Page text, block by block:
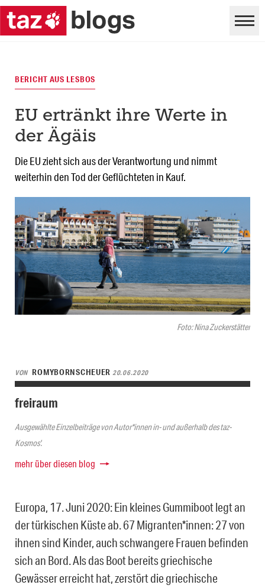
Foto: Nina Zuckerstätter
BERICHT AUS LESBOS
EU ertränkt ihre Werte in
der Ägäis
Die EU zieht sich aus der Verantwortung und nimmt
weiterhin den Tod der Geflüchteten in Kauf.
VON ROMYBORNSCHEUER 20.06.2020
freiraum
Ausgewählte Einzelbeiträge von Autor*innen in- und außerhalb des taz-
Kosmos'.
mehr über diesen blog
Europa, 17. Juni 2020: Ein kleines Gummiboot legt an
der türkischen Küste ab. 67 Migranten*innen: 27 von
ihnen sind Kinder, auch schwangere Frauen befinden
sich an Bord. Als das Boot bereits griechische
Gewässer erreicht hat, zerstört die griechische